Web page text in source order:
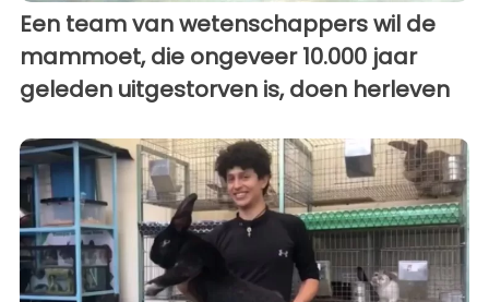
Een team van wetenschappers wil de
mammoet, die ongeveer 10.000 jaar
geleden uitgestorven is, doen herleven